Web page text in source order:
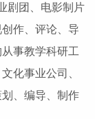
剧团、电影制片
作、评论、导
事教学科研工
化事业公司、
、编导、制作